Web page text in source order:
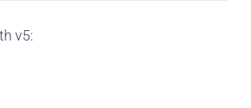
v5: